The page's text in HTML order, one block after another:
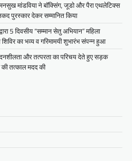
मांडविया ने बॉक्सिंग, जूडो और पैरा एथलेटिक्स
पुरस्कार देकर सम्मानित किया
5 दिवसीय “सम्मान सेतु अभियान” महिला
का भव्य व गरिमामयी शुभारंभ संपन्न हुआ
और तत्परता का परिचय देते हुए सड़क
की तत्काल मदद की